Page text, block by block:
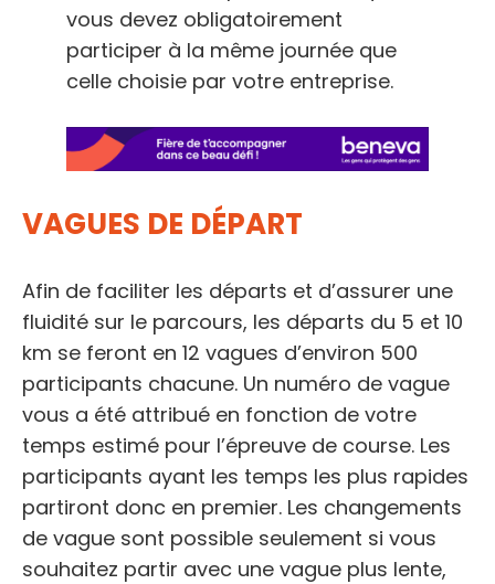
vous devez obligatoirement
participer à la même journée que
celle choisie par votre entreprise.
VAGUES DE DÉPART
Afin de faciliter les départs et d’assurer une
fluidité sur le parcours, les départs du 5 et 10
km se feront en 12 vagues d’environ 500
participants chacune. Un numéro de vague
vous a été attribué en fonction de votre
temps estimé pour l’épreuve de course. Les
participants ayant les temps les plus rapides
partiront donc en premier. Les changements
de vague sont possible seulement si vous
souhaitez partir avec une vague plus lente,